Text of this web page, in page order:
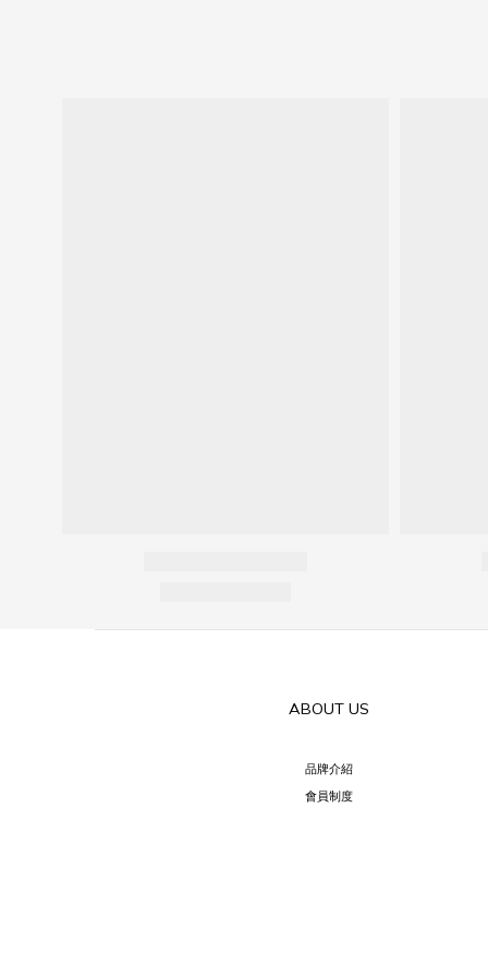
ABOUT US
品牌介紹
會員制度